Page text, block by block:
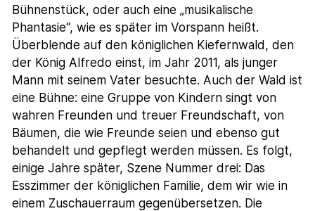
Bühnenstück, oder auch eine „musikalische
Phantasie“, wie es später im Vorspann heißt.
Überblende auf den königlichen Kiefernwald, den
der König Alfredo einst, im Jahr 2011, als junger
Mann mit seinem Vater besuchte. Auch der Wald ist
eine Bühne: eine Gruppe von Kindern singt von
wahren Freunden und treuer Freundschaft, von
Bäumen, die wie Freunde seien und ebenso gut
behandelt und gepflegt werden müssen. Es folgt,
einige Jahre später, Szene Nummer drei: Das
Esszimmer der königlichen Familie, dem wir wie in
einem Zuschauerraum gegenübersetzen. Die